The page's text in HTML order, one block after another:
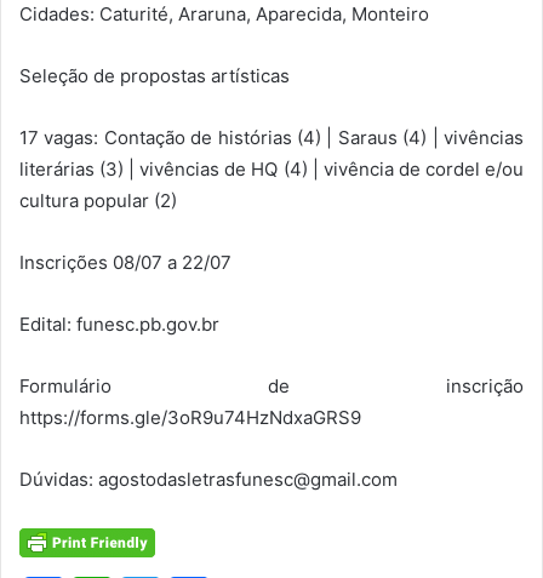
Cidades: Caturité, Araruna, Aparecida, Monteiro
Seleção de propostas artísticas
17 vagas: Contação de histórias (4) | Saraus (4) | vivências
literárias (3) | vivências de HQ (4) | vivência de cordel e/ou
cultura popular (2)
Inscrições 08/07 a 22/07
Edital: funesc.pb.gov.br
Formulário de inscrição
https://forms.gle/3oR9u74HzNdxaGRS9
Dúvidas: agostodasletrasfunesc@gmail.com